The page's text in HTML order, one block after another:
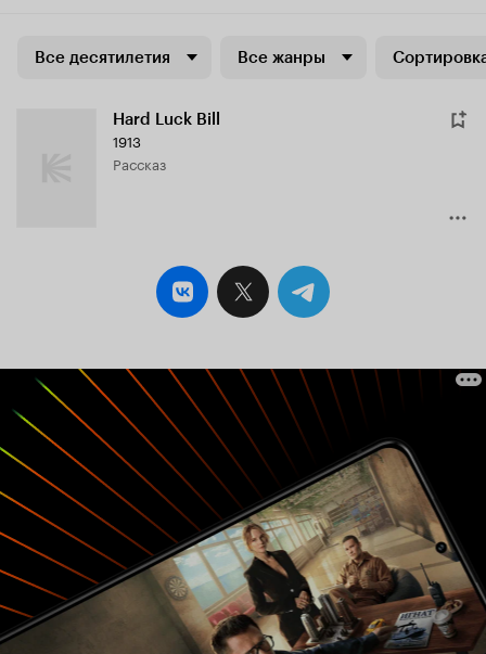
Все десятилетия Все жанры
Hard Luck Bill
1913
рассказ